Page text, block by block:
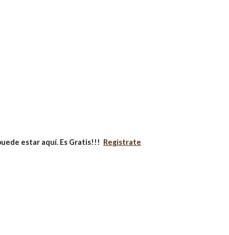
estar aquí. Es Gratis!!! Regístrate